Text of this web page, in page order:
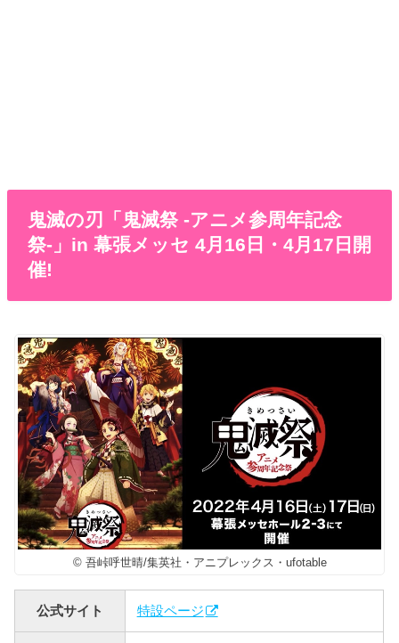
鬼滅の刃「鬼滅祭 -アニメ参周年記念
祭-」in 幕張メッセ 4月16日・4月17日開
催!
© 吾峠呼世晴/集英社・アニプレックス・ufotable
公式サイト 特設ページ